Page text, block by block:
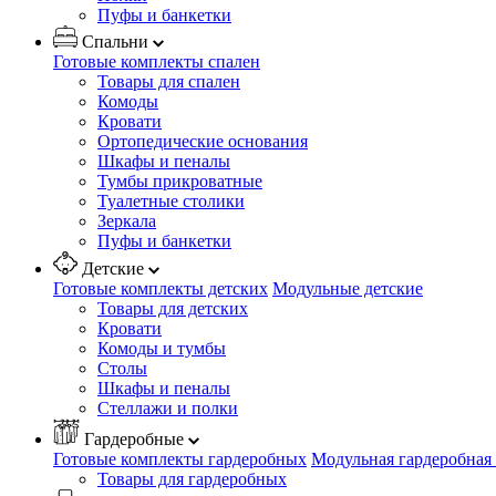
Пуфы и банкетки
Спальни
Готовые комплекты спален
Товары для спален
Комоды
Кровати
Ортопедические основания
Шкафы и пеналы
Тумбы прикроватные
Туалетные столики
Зеркала
Пуфы и банкетки
Детские
Готовые комплекты детских Модульные детские
Товары для детских
Кровати
Комоды и тумбы
Столы
Шкафы и пеналы
Стеллажи и полки
Гардеробные
Готовые комплекты гардеробных Модульная
Товары для гардеробных